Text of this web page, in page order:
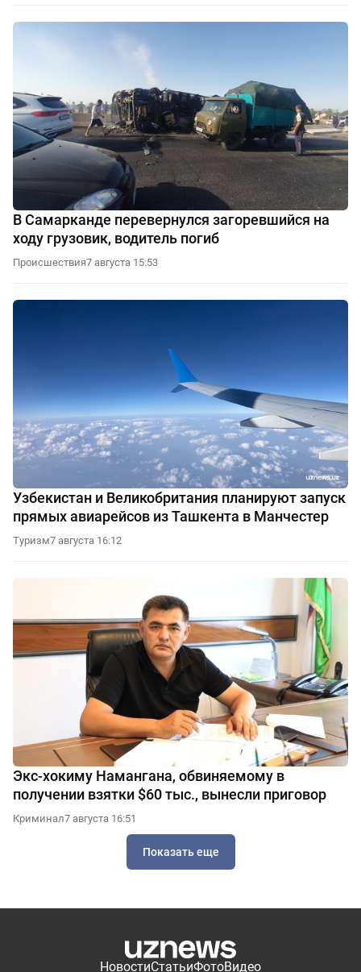
В Самарканде перевернулся загоревшийся на
ходу грузовик, водитель погиб
Происшествия7 августа 15:53
Узбекистан и Великобритания планируют запуск
прямых авиарейсов из Ташкента в Манчестер
Туризм7 августа 16:12
Экс-хокиму Намангана, обвиняемому в
получении взятки $60 тыс., вынесли приговор
Криминал7 августа 16:51
Показать еще
НовостиСтатьиФотоВидео